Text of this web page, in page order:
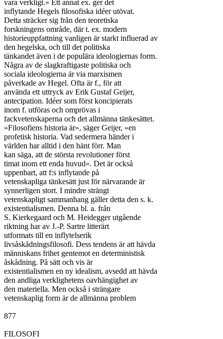
vara verkligt.» Ett annat ex. ger det
inflytande Hegels filosofiska idéer utövat.
Detta sträcker sig från den teoretiska
forskningens område, där t. ex. modern
historieuppfattning vanligen är starkt influerad av
den hegelska, och till det politiska
tänkandet även i de populära ideologiernas form.
Några av de slagkraftigaste politiska och
sociala ideologierna är via marxismen
påverkade av Hegel. Ofta är f., för att
använda ett uttryck av Erik Gustaf Geijer,
antecipation. Idéer som först koncipierats
inom f. utföras och omprövas i
fackvetenskaperna och det allmänna tänkesättet.
»Filosofiens historia är», säger Geijer, »en
profetisk historia. Vad sedermera händer i
världen har alltid i den hänt förr. Man
kan säga, att de största revolutioner först
timat inom ett enda huvud». Det är också
uppenbart, att f:s inflytande på
vetenskapliga tänkesätt just för närvarande är
synnerligen stort. I mindre strängt
vetenskapligt sammanhang gäller detta den s. k.
existentialismen. Denna bl. a. från
S. Kierkegaard och M. Heidegger utgående
riktning har av J.-P. Sartre litterärt
utformats till en inflytelserik
livsåskådningsfilosofi. Dess tendens är att hävda
människans frihet gentemot en deterministisk
åskådning. På sätt och vis är
existentialismen en ny idealism, avsedd att hävda
den andliga verklighetens oavhängighet av
den materiella. Men också i strängare
vetenskaplig form är de allmänna problem
877
FILOSOFI